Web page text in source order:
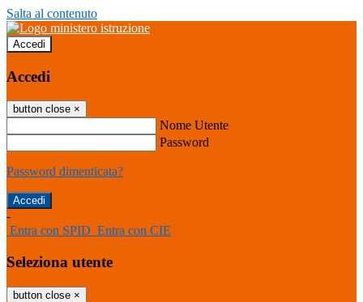
Salta al contenuto
Accedi
Accedi
button close ×
Nome Utente
Password
Password dimenticata?
-
Entra con SPID Entra con CIE
Seleziona utente
button close ×